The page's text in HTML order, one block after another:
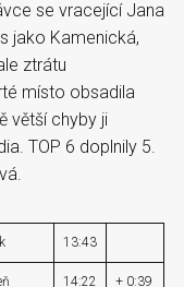
se vracející Jana
jako Kamenická,
ztrátu
místo obsadila
větší chyby ji
TOP 6 doplnily 5.
13:43
14:22 + 0:39